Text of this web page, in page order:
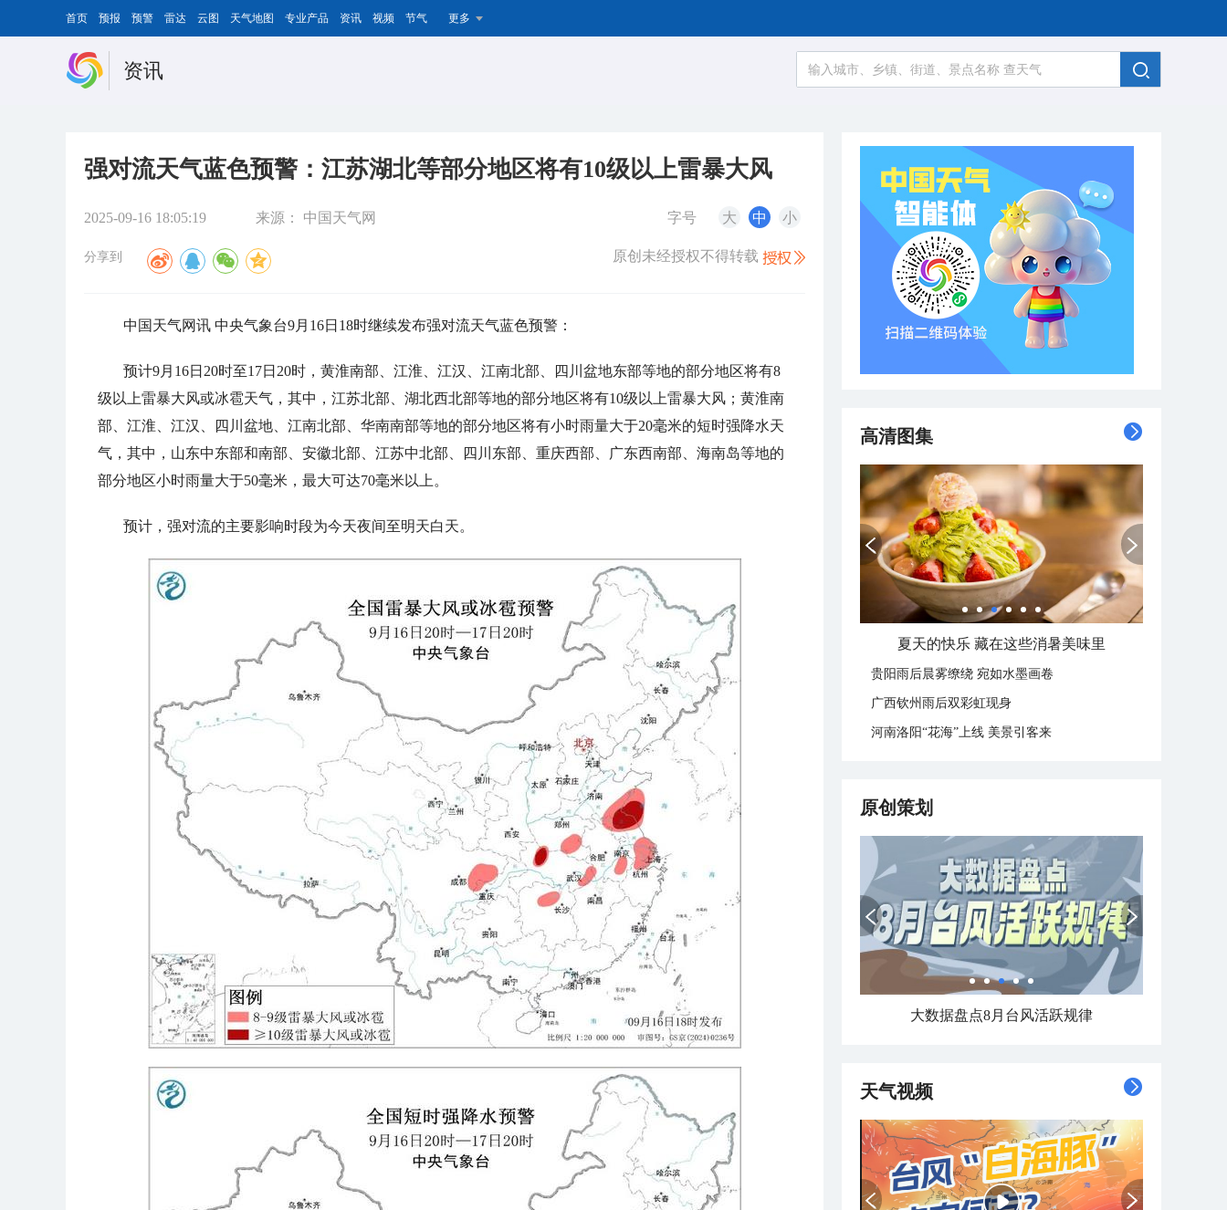
首页 预报 预警 雷达 云图 天气地图 专业产品 资讯 视频 节气 更多
资讯
强对流天气蓝色预警：江苏湖北等部分地区将有10级以上雷暴大风
2025-09-16 18:05:19 来源： 中国天气网 字号 大 中 小
分享到 原创未经授权不得转载
中国天气网讯 中央气象台9月16日18时继续发布强对流天气蓝色预警：
预计9月16日20时至17日20时，黄淮南部、江淮、江汉、江南北部、四川盆地东部等地的部分地区将有8
级以上雷暴大风或冰雹天气，其中，江苏北部、湖北西北部等地的部分地区将有10级以上雷暴大风；黄淮南
部、江淮、江汉、四川盆地、江南北部、华南南部等地的部分地区将有小时雨量大于20毫米的短时强降水天
气，其中，山东中东部和南部、安徽北部、江苏中北部、四川东部、重庆西部、广东西南部、海南岛等地的
部分地区小时雨量大于50毫米，最大可达70毫米以上。
预计，强对流的主要影响时段为今天夜间至明天白天。
高清图集
夏天的快乐 藏在这些消暑美味里
贵阳雨后晨雾缭绕 宛如水墨画卷
广西钦州雨后双彩虹现身
河南洛阳“花海”上线 美景引客来
原创策划
大数据盘点8月台风活跃规律
天气视频